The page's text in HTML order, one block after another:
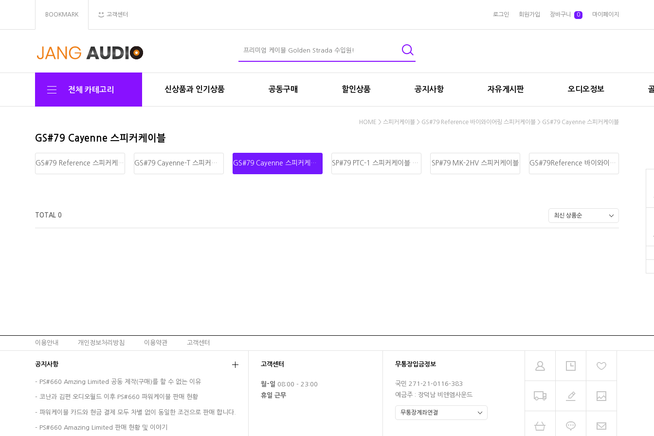
BOOKMARK 고객센터 로그인 회원가입 장바구니 0 마이페이지
전체 카테고리 신상품과 인기상품 공동구매 할인상품 공지사항 자유게시판 오디오정보
HOME > 스피커케이블 > GS#79 Reference 바이와이어링 스피커케이블 > GS#79 Cayenne 스피커케이블
GS#79 Cayenne 스피커케이블
GS#79 Reference 스피커케이블 GS#79 Cayenne-T 스피커케이블 GS#79 Cayenne 스피커케이블 SP#79 PTC-1 스피커케이블 선재 SP#79 MK-2HV 스피커케이블 GS#79Reference 바이와이어링 스피커케이블
TOTAL 0
이용안내 개인정보처리방침 이용약관 고객센터
공지사항
- PS#660 Amzing Limited 공동 제작(구매)를 할 수 없는 이유
- 코난과 김편 오디오월드 이후 PS#660 파워케이블 판매 현황
- 파워케이블 카드와 현금 결제 모두 차별 없이 동일한 조건으로 판매 합니다.
- PS#660 Amazing Limited 판매 현황 및 이야기
고객센터
월-일 08:00 - 23:00
휴일 근무
무통장입금정보
국민 271-21-0116-383
예금주 : 장덕남 비앤엠사운드